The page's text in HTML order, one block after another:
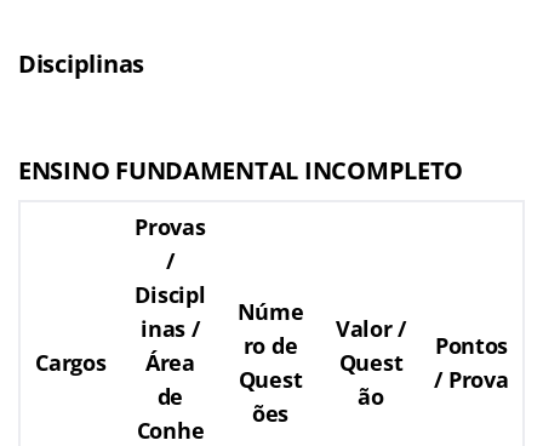
Disciplinas
ENSINO FUNDAMENTAL INCOMPLETO
Cargos
Provas
/
Discipl
inas /
Área
de
Conhe
Núme
ro de
Quest
ões
Valor /
Quest
ão
Pontos
/ Prova